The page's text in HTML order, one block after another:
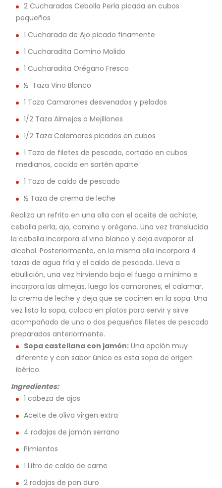
2 Cucharadas Cebolla Perla picada en cubos
pequeños
1 Cucharada de Ajo picado finamente
1 Cucharadita Comino Molido
1 Cucharadita Orégano Fresco
½ Taza Vino Blanco
1 Taza Camarones desvenados y pelados
1/2 Taza Almejas o Mejillones
1/2 Taza Calamares picados en cubos
1 Taza de filetes de pescado, cortado en cubos
medianos, cocido en sartén aparte
1 Taza de caldo de pescado
½ Taza de crema de leche
Realiza un refrito en una olla con el aceite de achiote,
cebolla perla, ajo, comino y orégano. Una vez translucida
la cebolla incorpora el vino blanco y deja evaporar el
alcohol. Posteriormente, en la misma olla incorpora 4
tazas de agua fría y el caldo de pescado. Lleva a
ebullición, una vez hirviendo baja el fuego a mínimo e
incorpora las almejas, luego los camarones, el calamar,
la crema de leche y deja que se cocinen en la sopa. Una
vez lista la sopa, coloca en platos para servir y sirve
acompañado de uno o dos pequeños filetes de pescado
preparados anteriormente.
Sopa castellana con jamón: Una opción muy
diferente y con sabor único es esta sopa de origen
ibérico.
Ingredientes:
1 cabeza de ajos
Aceite de oliva virgen extra
4 rodajas de jamón serrano
Pimientos
1 Litro de caldo de carne
2 rodajas de pan duro